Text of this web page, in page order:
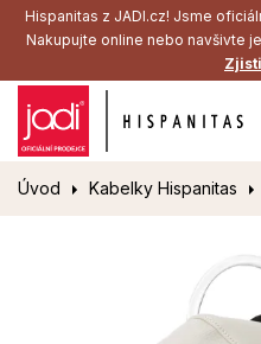
Hispanitas z JADI.cz! Jsme
Nakupujte online nebo navšivte
Úvod Kabelky Hispanitas